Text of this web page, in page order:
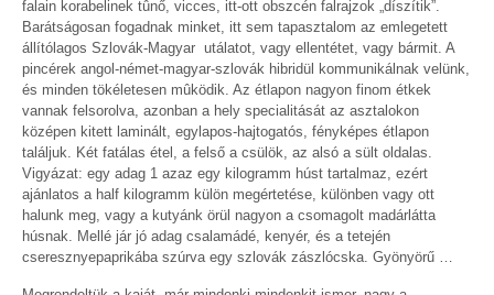
falain korabelinek tûnő, vicces, itt-ott obszcén falrajzok „díszítik”.
Barátságosan fogadnak minket, itt sem tapasztalom az emlegetett
állítólagos Szlovák-Magyar utálatot, vagy ellentétet, vagy bármit. A
pincérek angol-német-magyar-szlovák hibridül kommunikálnak velünk,
és minden tökéletesen mûködik. Az étlapon nagyon finom étkek
vannak felsorolva, azonban a hely specialitását az asztalokon
középen kitett laminált, egylapos-hajtogatós, fényképes étlapon
találjuk. Két fatálas étel, a felső a csülök, az alsó a sült oldalas.
Vigyázat: egy adag 1 azaz egy kilogramm húst tartalmaz, ezért
ajánlatos a half kilogramm külön megértetése, különben vagy ott
halunk meg, vagy a kutyánk örül nagyon a csomagolt madárlátta
húsnak. Mellé jár jó adag csalamádé, kenyér, és a tetején
cseresznyepaprikába szúrva egy szlovák zászlócska. Gyönyörű …